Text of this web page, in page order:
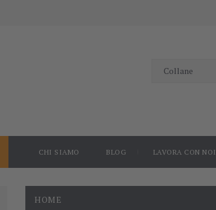
CHI SIAMO BLOG LAVORA CON NOI
HOME